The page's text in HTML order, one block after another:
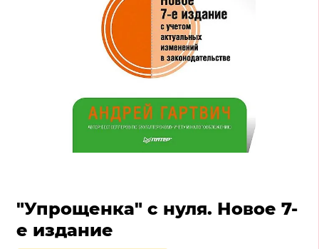
"Упрощенка" с нуля. Новое 7-
е издание